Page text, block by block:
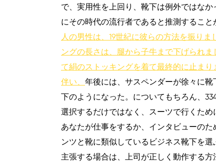
で、実用性を上回り、靴下は例外ではな
にその時代の流行者であると推測するこ
人の男性は、19世紀に彼らの方法を振り
ングの長さは、腿から子牛まで下げられ
て絹のストッキングを着て最終的に止ま
伴い、 年後には、サスペンダーが徐々に
下のようになった。についてもちろん、
選択するだけではなく、スーツで行くた
あなたが仕事をするか、インタビューの
ンツと靴に類似しているビジネス靴下を
主張する場合は、上司が正しく動作する